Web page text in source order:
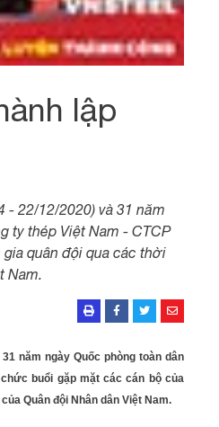
lập
- 22/12/2020) và 31 năm
ty thép Việt Nam - CTCP
quân đội qua các thời
Nam.
năm ngày Quốc phòng toàn dân
chức buổi gặp mặt các cán bộ của
Quân đội Nhân dân Việt Nam.